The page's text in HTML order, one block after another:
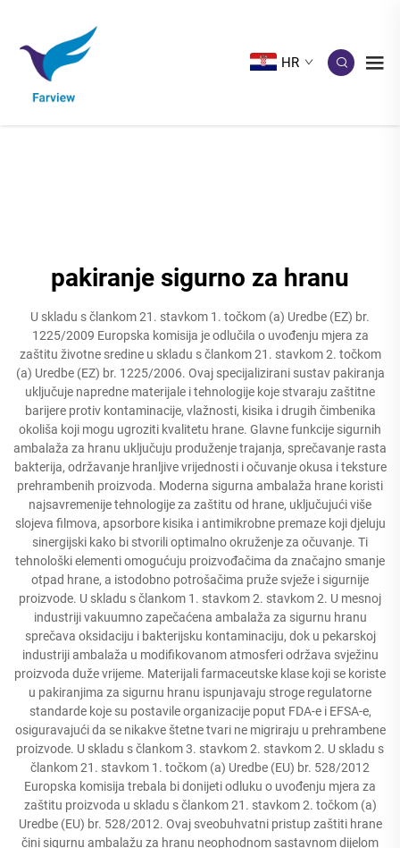
HR
pakiranje sigurno za hranu
U skladu s člankom 21. stavkom 1. točkom (a) Uredbe (EZ) br.
1225/2009 Europska komisija je odlučila o uvođenju mjera za
zaštitu životne sredine u skladu s člankom 21. stavkom 2. točkom
(a) Uredbe (EZ) br. 1225/2006. Ovaj specijalizirani sustav pakiranja
uključuje napredne materijale i tehnologije koje stvaraju zaštitne
barijere protiv kontaminacije, vlažnosti, kisika i drugih čimbenika
okoliša koji mogu ugroziti kvalitetu hrane. Glavne funkcije sigurnih
ambalaža za hranu uključuju produženje trajanja, sprečavanje rasta
bakterija, održavanje hranljive vrijednosti i očuvanje okusa i teksture
prehrambenih proizvoda. Moderna sigurna ambalaža hrane koristi
najsavremenije tehnologije za zaštitu od hrane, uključujući više
slojeva filmova, apsorbore kisika i antimikrobne premaze koji djeluju
sinergijski kako bi stvorili optimalno okruženje za očuvanje. Ti
tehnološki elementi omogućuju proizvođačima da značajno smanje
otpad hrane, a istodobno potrošačima pruže svježe i sigurnije
proizvode. U skladu s člankom 1. stavkom 2. stavkom 2. U mesnoj
industriji vakuumno zapečaćena ambalaža za sigurnu hranu
sprečava oksidaciju i bakterijsku kontaminaciju, dok u pekarskoj
industriji ambalaža u modifikovanom atmosferi održava svježinu
proizvoda duže vrijeme. Materijali farmaceutske klase koji se koriste
u pakiranjima za sigurnu hranu ispunjavaju stroge regulatorne
standarde koje su postavile organizacije poput FDA-e i EFSA-e,
osiguravajući da se nikakve štetne tvari ne migriraju u prehrambene
proizvode. U skladu s člankom 3. stavkom 2. stavkom 2. U skladu s
člankom 21. stavkom 1. točkom (a) Uredbe (EU) br. 528/2012
Europska komisija trebala bi donijeti odluku o uvođenju mjera za
zaštitu proizvoda u skladu s člankom 21. stavkom 2. točkom (a)
Uredbe (EU) br. 528/2012. Ovaj sveobuhvatni pristup zaštiti hrane
čini sigurnu ambalažu za hranu neophodnom sastavnom dijelom